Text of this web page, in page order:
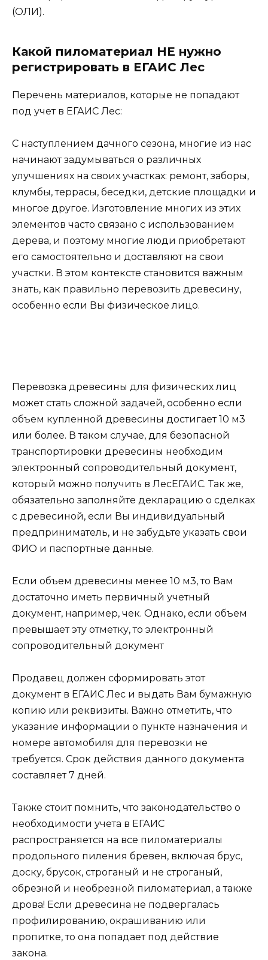
(ОЛИ).
Какой пиломатериал НЕ нужно
регистрировать в ЕГАИС Лес
Перечень материалов, которые не попадают
под учет в ЕГАИС Лес:
С наступлением дачного сезона, многие из нас
начинают задумываться о различных
улучшениях на своих участках: ремонт, заборы,
клумбы, террасы, беседки, детские площадки и
многое другое. Изготовление многих из этих
элементов часто связано с использованием
дерева, и поэтому многие люди приобретают
его самостоятельно и доставляют на свои
участки. В этом контексте становится важным
знать, как правильно перевозить древесину,
особенно если Вы физическое лицо.
Перевозка древесины для физических лиц
может стать сложной задачей, особенно если
объем купленной древесины достигает 10 м3
или более. В таком случае, для безопасной
транспортировки древесины необходим
электронный сопроводительный документ,
который можно получить в ЛесЕГАИС. Так же,
обязательно заполняйте декларацию о сделках
с древесиной, если Вы индивидуальный
предприниматель, и не забудьте указать свои
ФИО и паспортные данные.
Если объем древесины менее 10 м3, то Вам
достаточно иметь первичный учетный
документ, например, чек. Однако, если объем
превышает эту отметку, то электронный
сопроводительный документ
Продавец должен сформировать этот
документ в ЕГАИС Лес и выдать Вам бумажную
копию или реквизиты. Важно отметить, что
указание информации о пункте назначения и
номере автомобиля для перевозки не
требуется. Срок действия данного документа
составляет 7 дней.
Также стоит помнить, что законодательство о
необходимости учета в ЕГАИС
распространяется на все пиломатериалы
продольного пиления бревен, включая брус,
доску, брусок, строганый и не строганый,
обрезной и необрезной пиломатериал, а также
дрова! Если древесина не подвергалась
профилированию, окрашиванию или
пропитке, то она попадает под действие
закона.